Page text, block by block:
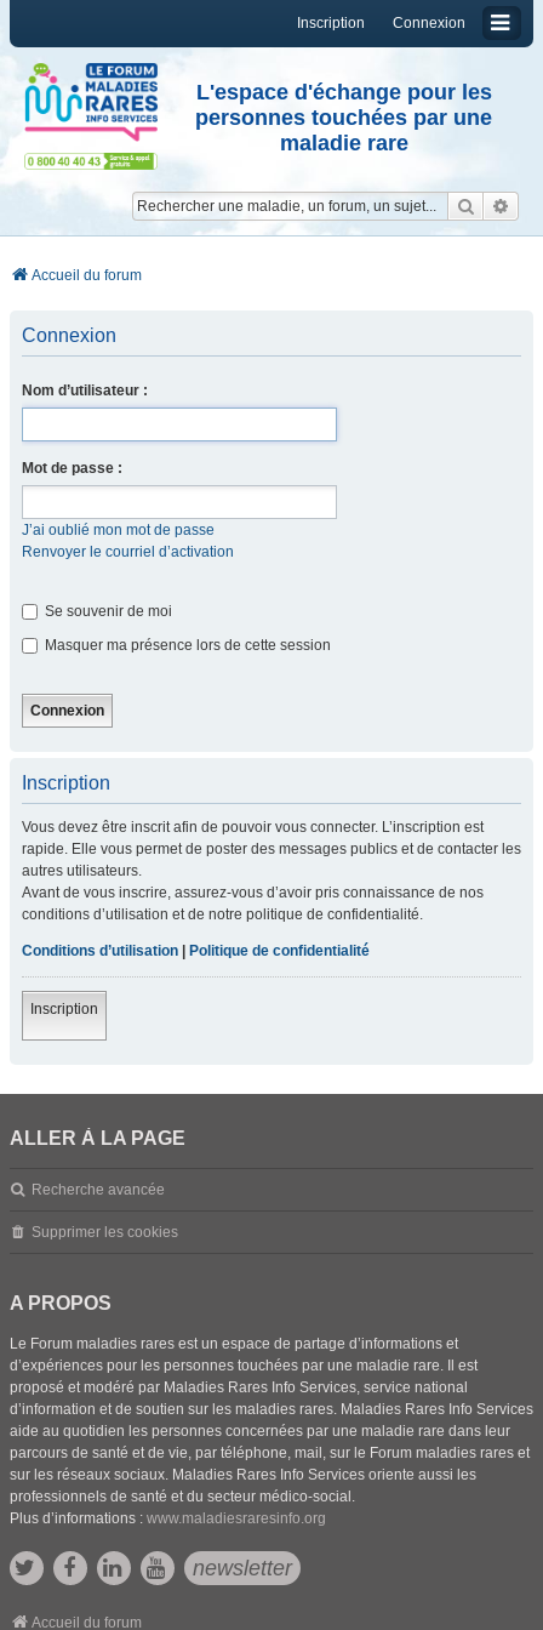
Connexion
Inscription
L'espace d'échange pour les
personnes touchées par une
maladie rare
Accueil du forum
Connexion
Nom d’utilisateur :
Mot de passe :
J’ai oublié mon mot de passe
Renvoyer le courriel d’activation
Se souvenir de moi
Masquer ma présence lors de cette session
Inscription
Vous devez être inscrit afin de pouvoir vous connecter. L’inscription est
rapide. Elle vous permet de poster des messages publics et de contacter les
autres utilisateurs.
Avant de vous inscrire, assurez-vous d’avoir pris connaissance de nos
conditions d’utilisation et de notre politique de confidentialité.
Conditions d’utilisation Politique de confidentialité
Inscription
ALLER À LA PAGE
Recherche avancée
Supprimer les cookies
A PROPOS
Le Forum maladies rares est un espace de partage d’informations et
d’expériences pour les personnes touchées par une maladie rare. Il est
proposé et modéré par Maladies Rares Info Services, service national
d’information et de soutien sur les maladies rares. Maladies Rares Info Services
aide au quotidien les personnes concernées par une maladie rare dans leur
parcours de santé et de vie, par téléphone, mail, sur le Forum maladies rares et
sur les réseaux sociaux. Maladies Rares Info Services oriente aussi les
professionnels de santé et du secteur médico-social.
Plus d’informations : www.maladiesraresinfo.org
newsletter
Accueil du forum